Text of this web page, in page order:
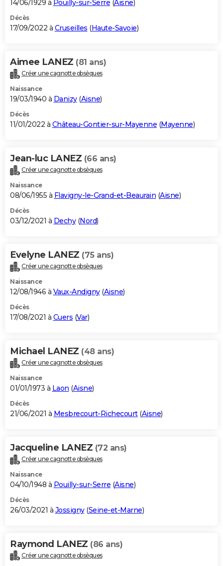
14/06/1929 à Pouilly-sur-Serre (Aisne)
Décès
17/09/2022 à Cruseilles (Haute-Savoie)
Aimee LANEZ (81 ans)
Créer une cagnotte obsèques
Naissance
19/03/1940 à Danizy(Aisne)
Décès
11/01/2022 à Château-Gontier-sur-Mayenne (Mayenne)
Jean-luc LANEZ (66 ans)
Créer une cagnotte obsèques
Naissance
08/06/1955 à Flavigny-le-Grand-et-Beaurain (Aisne)
Décès
03/12/2021 à Dechy(Nord)
Evelyne LANEZ (75 ans)
Créer une cagnotte obsèques
Naissance
12/08/1946 à Vaux-Andigny(Aisne)
Décès
17/08/2021 à Cuers (Var)
Michael LANEZ (48 ans)
Créer une cagnotte obsèques
Naissance
01/01/1973 à Laon (Aisne)
Décès
21/06/2021 à Mesbrecourt-Richecourt(Aisne)
Jacqueline LANEZ (72 ans)
Créer une cagnotte obsèques
Naissance
04/10/1948 à Pouilly-sur-Serre (Aisne)
Décès
26/03/2021 à Jossigny(Seine-et-Marne)
Raymond LANEZ (86 ans)
Créer une cagnotte obsèques